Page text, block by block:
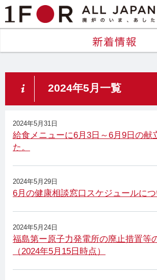
2024年5月一覧
2024年5月31日
給食メニューに6月3日～6月9日の献
た。
2024年5月29日
6月の健康相談窓口スケジュールにつ
2024年5月24日
福島第ー原子力発電所の廃止措置等
（2024年5月15日時点）